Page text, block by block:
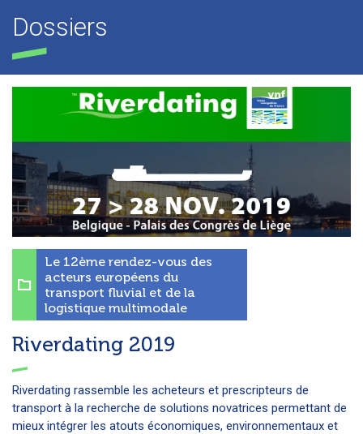
Dossiers
Riverdating 2019
Riverdating rassemble les acheteurs et prescripteurs de
transport à la recherche de solutions novatrices permettant de
mieux intégrer les atouts économiques, environnementaux et
Le 12ème rendez-vous des
acteurs européens du
transport fluvial et de la
logistique multimodale